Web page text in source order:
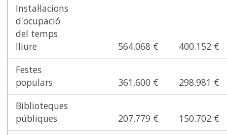
Instal·lacions
d'ocupació
del temps
lliure
564.068 €
400.152 €
Festes
populars
361.600 €
298.981 €
Biblioteques
públiques
207.779 €
150.702 €